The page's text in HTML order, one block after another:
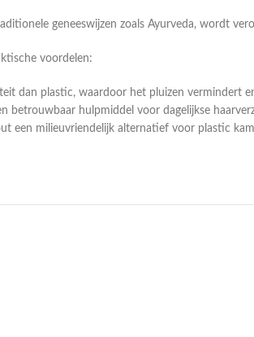
geneeswijzen zoals Ayurveda, wordt
voordelen:
dan plastic, waardoor het pluizen vermindert
betrouwbaar hulpmiddel voor dagelijkse
een milieuvriendelijk alternatief voor plastic